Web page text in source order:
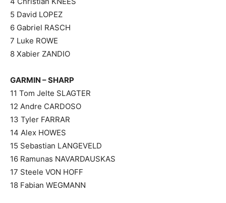
5 David LOPEZ
6 Gabriel RASCH
7 Luke ROWE
8 Xabier ZANDIO
GARMIN – SHARP
11 Tom Jelte SLAGTER
12 Andre CARDOSO
13 Tyler FARRAR
14 Alex HOWES
15 Sebastian LANGEVELD
16 Ramunas NAVARDAUSKAS
17 Steele VON HOFF
18 Fabian WEGMANN